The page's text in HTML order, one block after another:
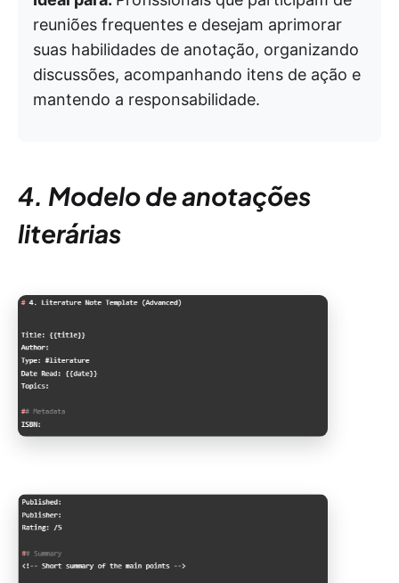
reuniões frequentes e desejam aprimorar
suas habilidades de anotação, organizando
discussões, acompanhando itens de ação e
mantendo a responsabilidade.
4. Modelo de anotações
literárias